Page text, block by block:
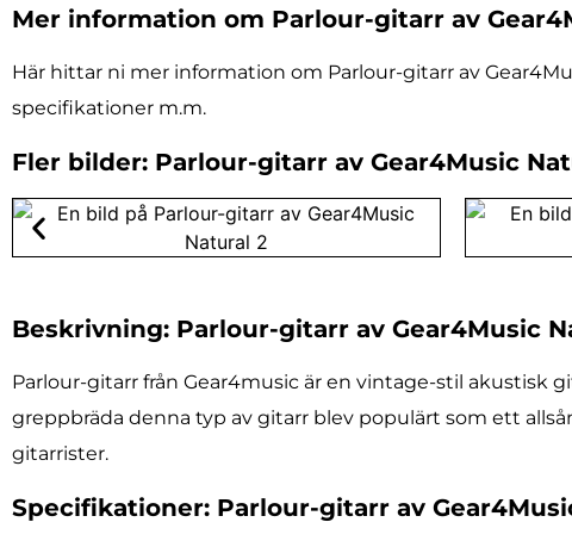
Mer information om Parlour-gitarr av
Här hittar ni mer information om Parlour-gitarr av
specifikationer m.m.
Fler bilder: Parlour-gitarr av Gear4Music
Beskrivning: Parlour-gitarr av Gear4Music
Parlour-gitarr från Gear4music är en vintage-stil
greppbräda denna typ av gitarr blev populärt som ett
gitarrister.
Specifikationer: Parlour-gitarr av